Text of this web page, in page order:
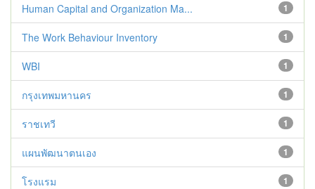
1
Human Capital and Organization Ma...
1
The Work Behaviour Inventory
1
WBI
1
กรุงเทพมหานคร
1
ราชเทวี
1
แผนพัฒนาตนเอง
1
โรงแรม